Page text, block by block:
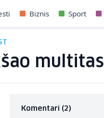
Biznis Sport
Komentari (2)